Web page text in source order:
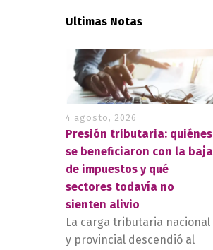
Ultimas Notas
4 agosto, 2026
Presión tributaria: quiénes
se beneficiaron con la baja
de impuestos y qué
sectores todavía no
sienten alivio
La carga tributaria nacional
y provincial descendió al